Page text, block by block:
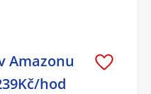
Amazonu
hod